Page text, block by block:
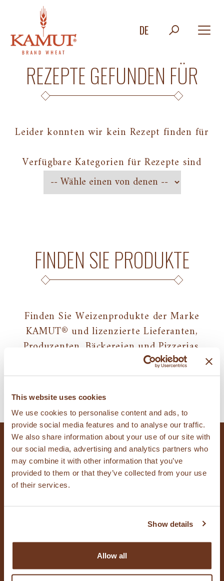
This website uses cookies
We use cookies to personalise content and ads, to
provide social media features and to analyse our traffic.
We also share information about your use of our site with
our social media, advertising and analytics partners who
may combine it with other information that you’ve
provided to them or that they’ve collected from your use
of their services.
Show details
Allow all
DE
REZEPTE GEFUNDEN FÜR
Leider konnten wir kein Rezept finden für
Verfügbare Kategorien für Rezepte sind
FINDEN SIE PRODUKTE
Finden Sie Weizenprodukte der Marke
KAMUT® und lizenzierte Lieferanten,
Produzenten, Bäckereien und Pizzerias.
KONTAKTIEREN SIE UNS
Kontaktieren Sie uns für Fragen, für
den Newsletter zu abonnieren.